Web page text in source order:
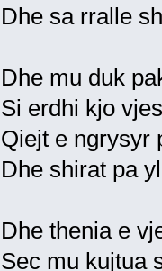
Dhe sa rralle
Dhe mu duk
Si erdhi kjo
Qiejt e ngrysyr
Dhe shirat pa
Dhe thenia e
Sec mu kujtua